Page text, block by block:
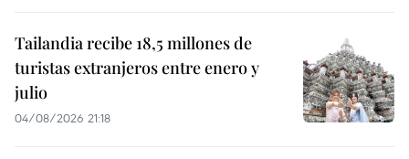
Tailandia recibe 18,5 millones de
turistas extranjeros entre enero y
julio
04/08/2026 21:18